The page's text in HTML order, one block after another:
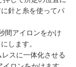
針と糸を使ってパ
間アイロンをかけ
します。
スに一体化させる